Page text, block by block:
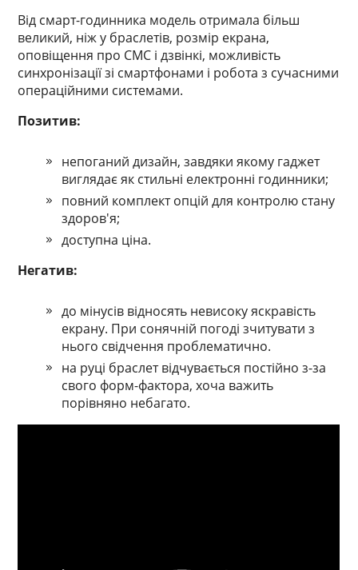
Від смарт-годинника модель отримала більш
великий, ніж у браслетів, розмір екрана,
оповіщення про СМС і дзвінкі, можливість
синхронізації зі смартфонами і робота з сучасними
операційними системами.
Позитив:
непоганий дизайн, завдяки якому гаджет
виглядає як стильні електронні годинники;
повний комплект опцій для контролю стану
здоров'я;
доступна ціна.
Негатив:
до мінусів відносять невисоку яскравість
екрану. При сонячній погоді зчитувати з
нього свідчення проблематично.
на руці браслет відчувається постійно з-за
свого форм-фактора, хоча важить
порівняно небагато.